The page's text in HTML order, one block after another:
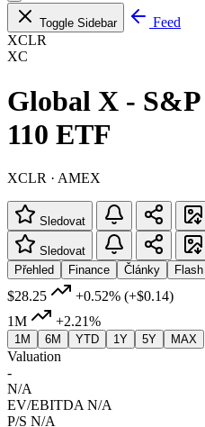
Toggle Sidebar
Feed
XCLR
XC
Global X -
110 ETF
XCLR · AMEX
Sledovat
Sledovat
Přehled
Finance Články
$28.25 +0.52% (+$0.14)
1M
+2.21%
1M 6M YTD 1Y 5Y MAX
Valuation
-
N/A
EV/EBITDA N/A
P/S N/A